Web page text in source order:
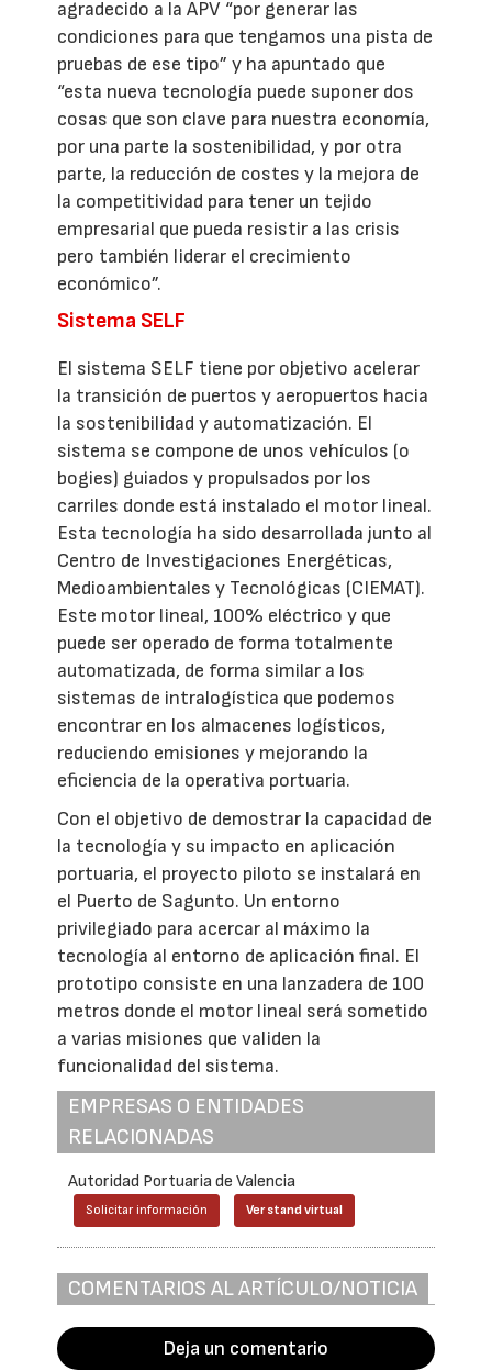
agradecido a la APV “por generar las
condiciones para que tengamos una pista de
pruebas de ese tipo” y ha apuntado que
“esta nueva tecnología puede suponer dos
cosas que son clave para nuestra economía,
por una parte la sostenibilidad, y por otra
parte, la reducción de costes y la mejora de
la competitividad para tener un tejido
empresarial que pueda resistir a las crisis
pero también liderar el crecimiento
económico”.
Sistema SELF
El sistema SELF tiene por objetivo acelerar
la transición de puertos y aeropuertos hacia
la sostenibilidad y automatización. El
sistema se compone de unos vehículos (o
bogies) guiados y propulsados por los
carriles donde está instalado el motor lineal.
Esta tecnología ha sido desarrollada junto al
Centro de Investigaciones Energéticas,
Medioambientales y Tecnológicas (CIEMAT).
Este motor lineal, 100% eléctrico y que
puede ser operado de forma totalmente
automatizada, de forma similar a los
sistemas de intralogística que podemos
encontrar en los almacenes logísticos,
reduciendo emisiones y mejorando la
eficiencia de la operativa portuaria.
Con el objetivo de demostrar la capacidad de
la tecnología y su impacto en aplicación
portuaria, el proyecto piloto se instalará en
el Puerto de Sagunto. Un entorno
privilegiado para acercar al máximo la
tecnología al entorno de aplicación final. El
prototipo consiste en una lanzadera de 100
metros donde el motor lineal será sometido
a varias misiones que validen la
funcionalidad del sistema.
EMPRESAS O ENTIDADES
RELACIONADAS
Autoridad Portuaria de Valencia
Solicitar información Ver stand virtual
COMENTARIOS AL ARTÍCULO/NOTICIA
Deja un comentario